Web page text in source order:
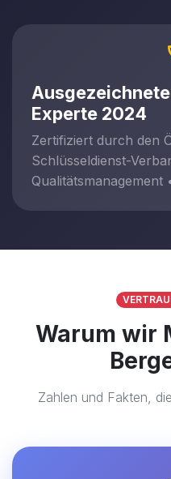
Experte 2024
Zertifiziert durch den
Schlüsseldienst-
Qualitätsmanagement
Warum wir
Zahlen und Fakten,